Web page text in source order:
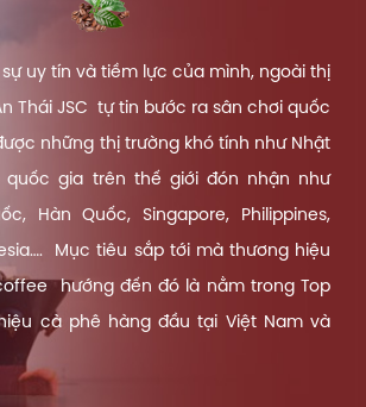
uy tín và tiềm lực của mình, ngoài thị
Thái JSC tự tin bước ra sân chơi quốc
những thị trường khó tính như Nhật
quốc gia trên thế giới đón nhận như
Hàn Quốc, Singapore, Philippines,
Mục tiêu sắp tới mà thương hiệu
hướng đến đó là nằm trong Top
cà phê hàng đầu tại Việt Nam và